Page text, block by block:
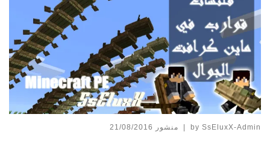
by SsEluxX-Admin
| منشور 21/08/2016